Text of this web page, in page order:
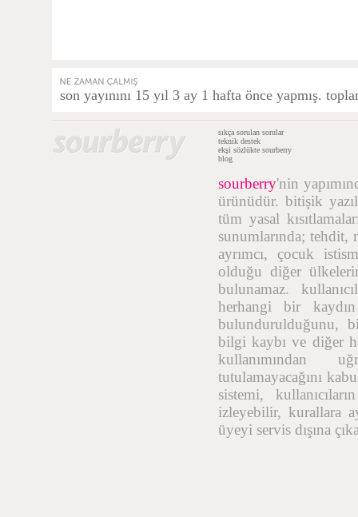
son yayınını 15 yıl 3 ay 1 hafta önce yapmış.
sıkça sorulan sorular
teknik destek
ekşi sözlükte sourberry
blog
sourberry'nin
ürünüdür. bitişik
tüm yasal
sunumlarında; tehdit,
ayrımcı, çocuk
olduğu diğer ülkelerin
bulunamaz.
herhangi bir
bulundurulduğunu,
bilgi kaybı ve diğer
kullanımından
tutulamayacağını
sistemi,
izleyebilir, kurallara
üyeyi servis dışına